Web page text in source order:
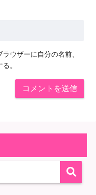
ウザーに自分の名前、
。